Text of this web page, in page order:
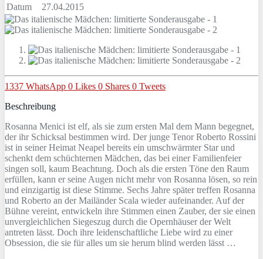
Datum
27.04.2015
1337 WhatsApp 0 Likes 0 Shares 0 Tweets
Beschreibung
Rosanna Menici ist elf, als sie zum ersten Mal dem Mann begegnet,
der ihr Schicksal bestimmen wird. Der junge Tenor Roberto Rossini
ist in seiner Heimat Neapel bereits ein umschwärmter Star und
schenkt dem schüchternen Mädchen, das bei einer Familienfeier
singen soll, kaum Beachtung. Doch als die ersten Töne den Raum
erfüllen, kann er seine Augen nicht mehr von Rosanna lösen, so rein
und einzigartig ist diese Stimme. Sechs Jahre später treffen Rosanna
und Roberto an der Mailänder Scala wieder aufeinander. Auf der
Bühne vereint, entwickeln ihre Stimmen einen Zauber, der sie einen
unvergleichlichen Siegeszug durch die Opernhäuser der Welt
antreten lässt. Doch ihre leidenschaftliche Liebe wird zu einer
Obsession, die sie für alles um sie herum blind werden lässt …